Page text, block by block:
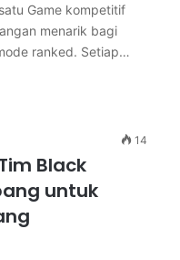
Game kompetitif
menarik bagi
ranked. Setiap…
14
Black
untuk